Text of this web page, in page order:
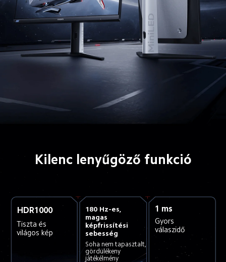
Kilenc lenyűgöző funkció
HDR1000
Tiszta és
világos kép
180 Hz-es,
magas
képfrissítési
sebesség
Soha nem tapasztalt,
gördülékeny
játékélmény
1 ms
Gyors
válaszidő